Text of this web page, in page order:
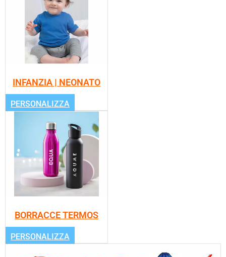
INFANZIA | NEONATO
PERSONALIZZA
BORRACCE TERMOS
PERSONALIZZA